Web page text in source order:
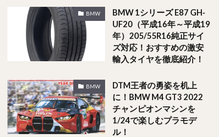
BMW
BMW 1シリーズ E87 GH-
UF20（平成16年～平成19
年）205/55R16純正サイ
ズ対応！おすすめの激安
輸入タイヤを徹底紹介！
BMW
DTM王者の勇姿を机上
に！BMW M4 GT3 2022
チャンピオンマシンを
1/24で楽しむプラモデ
ル！